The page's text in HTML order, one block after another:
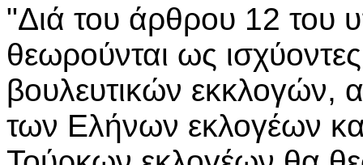
"Διά του άρθρου 12 του
θεωρούνται ως
βουλευτικών εκκλογών,
των Ελήνων εκλογέων